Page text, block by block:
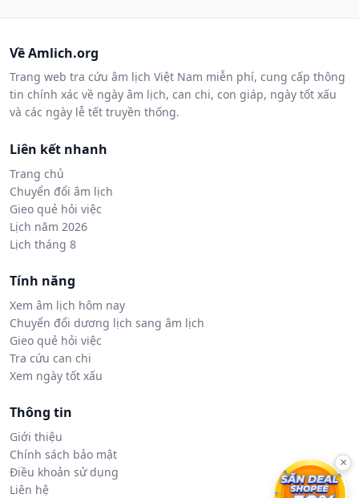
Về Amlich.org
Trang web tra cứu âm lịch Việt Nam miễn phí, cung cấp thông
tin chính xác về ngày âm lịch, can chi, con giáp, ngày tốt xấu
và các ngày lễ tết truyền thống.
Liên kết nhanh
Trang chủ
Chuyển đổi âm lịch
Gieo quẻ hỏi việc
Lịch năm 2026
Lịch tháng 8
Tính năng
Xem âm lịch hôm nay
Chuyển đổi dương lịch sang âm lịch
Gieo quẻ hỏi việc
Tra cứu can chi
Xem ngày tốt xấu
Thông tin
Giới thiệu
Chính sách bảo mật
Điều khoản sử dụng
Liên hệ
×